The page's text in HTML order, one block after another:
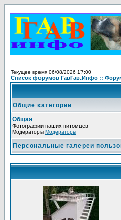
Текущее время 06/08/2026 17:00
Список форумов ГавГав.Инфо ::
Общие категории
Общая
Фотографии наших питомцев
Модераторы Модераторы
Персональные галереи